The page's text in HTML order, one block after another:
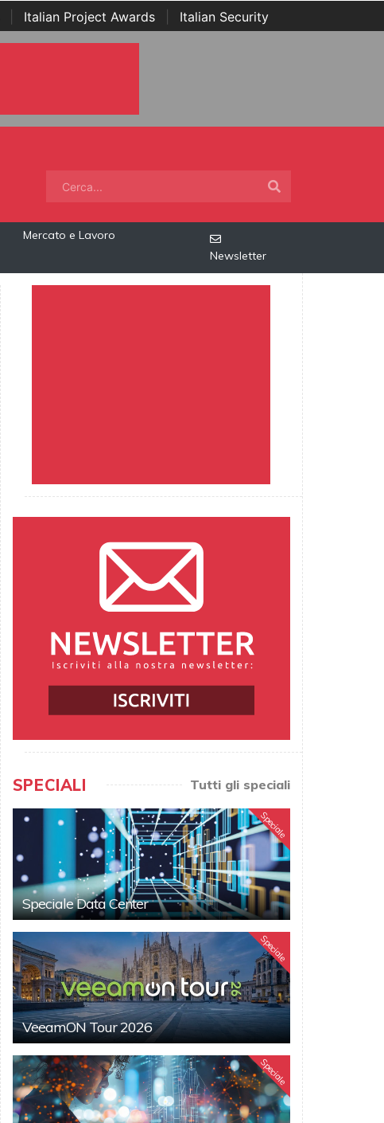
Italian Project Awards
Italian Security
Mercato e Lavoro
Newsletter
SPECIALI Tutti gli speciali
Speciale
Speciale Data Center
Speciale
VeeamON Tour 2026
Speciale